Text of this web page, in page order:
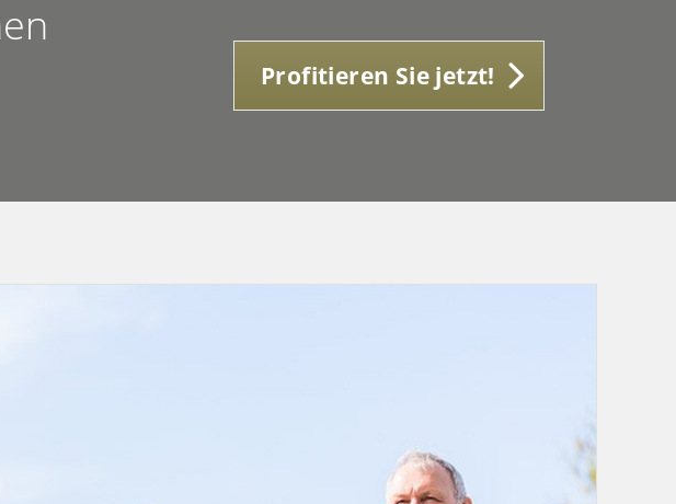
Profitieren Sie jetzt!